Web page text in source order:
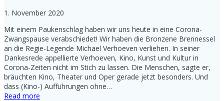
1. November 2020
Mit einem Paukenschlag haben wir uns heute in eine Corona-
Zwangspause verabschiedet! Wir haben die Bronzene Brennessel
an die Regie-Legende Michael Verhoeven verliehen. In seiner
Dankesrede appellierte Verhoeven, Kino, Kunst und Kultur in
Corona-Zeiten nicht im Stich zu lassen. Die Menschen, sagte er,
bräuchten Kino, Theater und Oper gerade jetzt besonders. Und
dass (Kino-) Aufführungen ohne…
Read more